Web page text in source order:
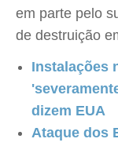
em parte pelo
de destruição
Instalações
dizem EUA
Ataque dos